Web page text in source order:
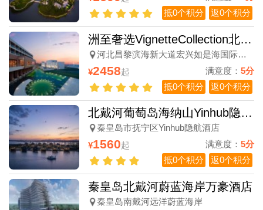
返0个积分
抵0个积分
洲至奢选VignetteCollection北戴河如是海酒店
河北昌黎滨海新大道宏兴如是海国际滨海度假区二期二区悦空间西行100米
满意度： 5分
¥2458起
返0个积分
抵0个积分
北戴河葡萄岛海纳山Yinhub隐航酒店
秦皇岛市抚宁区Yinhub隐航酒店
满意度： 5分
¥1560起
返0个积分
抵0个积分
秦皇岛北戴河蔚蓝海岸万豪酒店
秦皇岛南戴河远洋蔚蓝海岸